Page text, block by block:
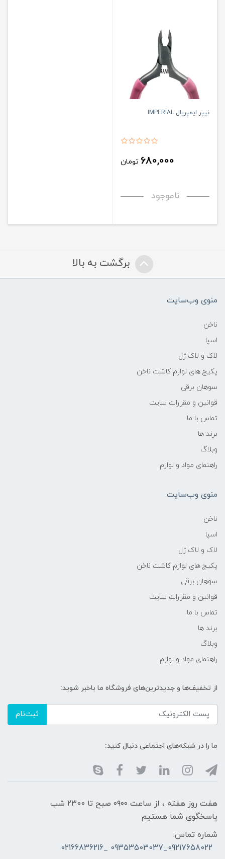
نیپر ایمپریال IMPERIAL
680,000 تومان
ناموجود
برگشت به بالا
منوی وب‌سایت
ناخن
اسپا
لاک و لاک ژل
پکیج های لوازم کاشت ناخن
سوهان برقی
قوانین و مقررات سایت
تماس با ما
برند ها
وبلاگ
راهنمای مواد و لوازم
منوی وب‌سایت
ناخن
اسپا
لاک و لاک ژل
پکیج های لوازم کاشت ناخن
سوهان برقی
قوانین و مقررات سایت
تماس با ما
برند ها
وبلاگ
راهنمای مواد و لوازم
از تخفیف‌ها و جدیدترین‌های فروشگاه ما باخبر شوید:
ثبت‌نام
ما را در شبکه‌های اجتماعی دنبال کنید:
هفت روز هفته ، از ساعت ۰۹۰۰ صبح تا ۲۳00 شب
پاسخگوی شما هستیم
شماره تماس:
09217658022_09353503037 _02166836216